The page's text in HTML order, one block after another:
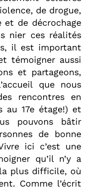
de drogue,
et de décrochage
nier ces réalités
il est important
témoigner aussi
et partageons,
que nous
rencontres en
au 17e étage!) et
pouvons bâtir
de bonne
ici c’est une
qu’il n’y a
plus difficile, où
Comme l’écrit